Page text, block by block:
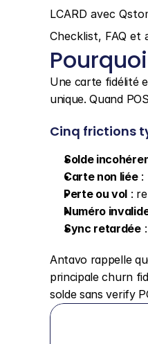
LCARD avec
Checklist, FAQ et
Une carte fidélité
unique. Quand
Cinq frictions
Solde
Carte non liée :
Perte ou vol :
Numéro
Sync retardée :
Antavo rappelle
principale churn
solde sans verify